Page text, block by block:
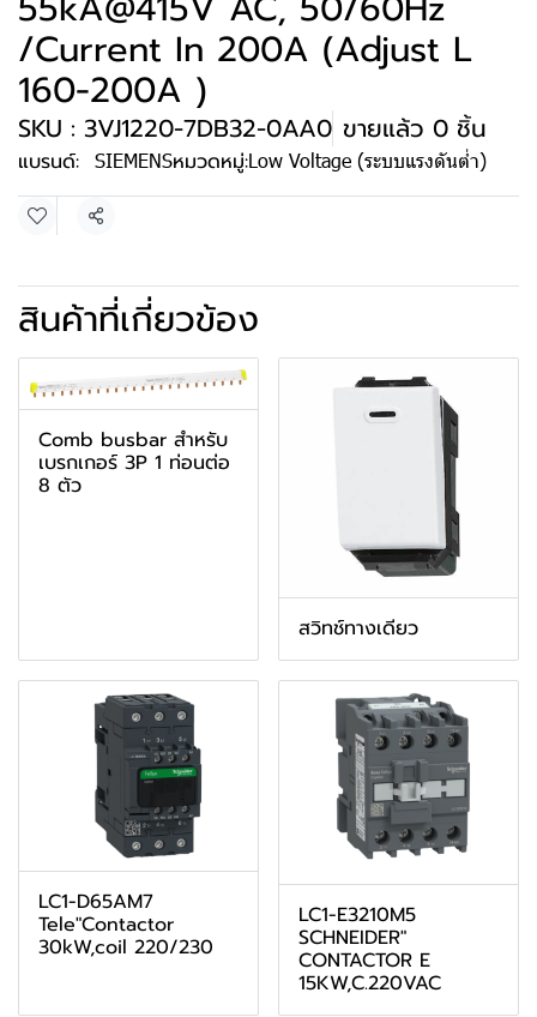
/Current In 200A (Adjust L
160-200A )
SKU : 3VJ1220-7DB32-0AA0 ขายแล้ว 0 ชิ้น
แบรนด์: SIEMENSหมวดหมู่:Low Voltage (ระบบแรงดันต่ำ)
แชร์
สินค้าที่เกี่ยวข้อง
Comb busbar สำหรับ
เบรกเกอร์ 3P 1 ท่อนต่อ
8 ตัว
สวิทช์ทางเดียว
LC1-D65AM7
Tele"Contactor
30kW,coil 220/230
LC1-E3210M5
SCHNEIDER"
CONTACTOR E
15KW,C.220VAC